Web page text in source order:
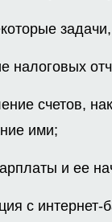
налоговых
счетов,
ими;
и ее
с интернет-